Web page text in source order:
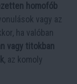
homofób
vagy az
ha valóban
vagy titokban
, az komoly